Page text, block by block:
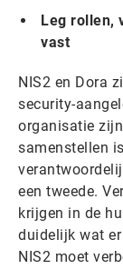
Leg rollen,
vast
NIS2 en Dora
security-
organisatie
samenstellen
een tweede.
krijgen in de
duidelijk wat
NIS2 moet